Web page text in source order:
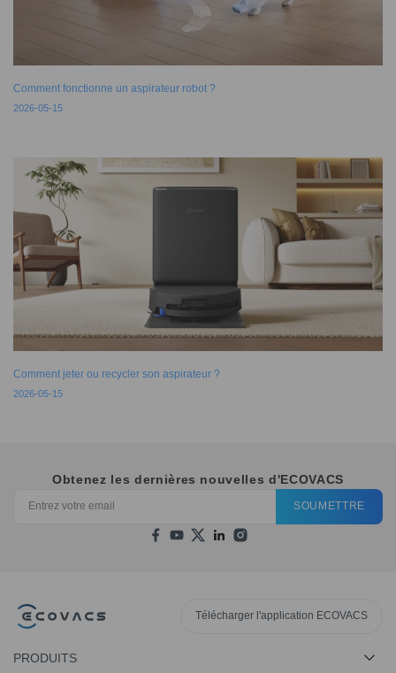
Comment fonctionne un aspirateur robot ?
2026-05-15
Comment jeter ou recycler son aspirateur ?
2026-05-15
Obtenez les dernières nouvelles d'ECOVACS
SOUMETTRE
Télécharger l'application ECOVACS
PRODUITS